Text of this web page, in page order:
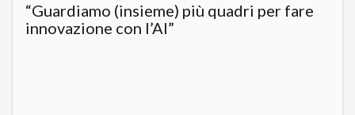
“Guardiamo (insieme) più quadri per fare
innovazione con l’AI”